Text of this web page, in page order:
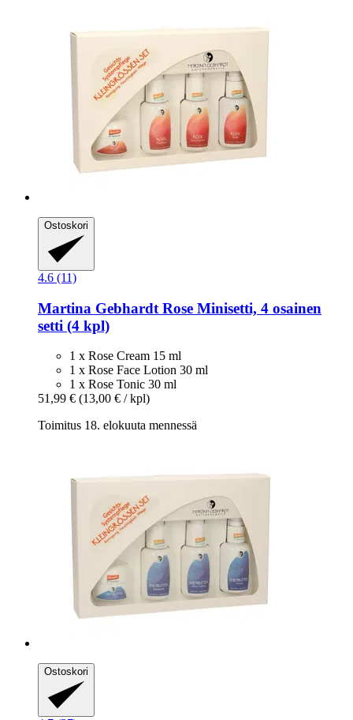
Ostoskori
4.6 (11)
Martina Gebhardt Rose Minisetti, 4 osainen
setti (4 kpl)
1 x Rose Cream 15 ml
1 x Rose Face Lotion 30 ml
1 x Rose Tonic 30 ml
51,99 € (13,00 € / kpl)
Toimitus 18. elokuuta mennessä
Ostoskori